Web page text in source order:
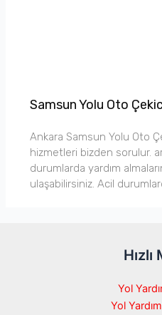
Samsun Yolu Oto
Ankara Samsun Yolu Oto
hizmetleri bizden sorulur.
durumlarda yardım
ulaşabilirsiniz. Acil
Hızlı
Yol
Yol